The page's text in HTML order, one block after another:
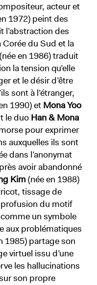
acteur et
1972) peint des
l’abstraction des
du Sud et la
en 1986) traduit
la tension qu’elle
et le désir d’être
sont à l’étranger,
1990) et Mona Yoo
le duo Han & Mona
pour exprimer
auxquelles ils sont
dans l’anonymat
avoir abandonné
Kim (née en 1988)
tissage de
profusion du motif
un symbole
aux problématiques
1985) partage son
virtuel issu d’une
les hallucinations
son propre